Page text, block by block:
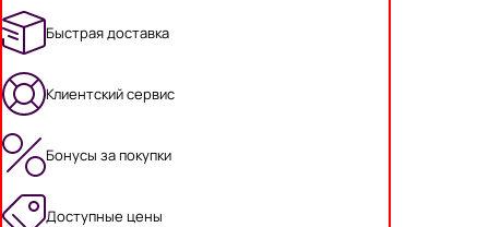
Быстрая доставка
Клиентский сервис
Бонусы за покупки
Доступные цены